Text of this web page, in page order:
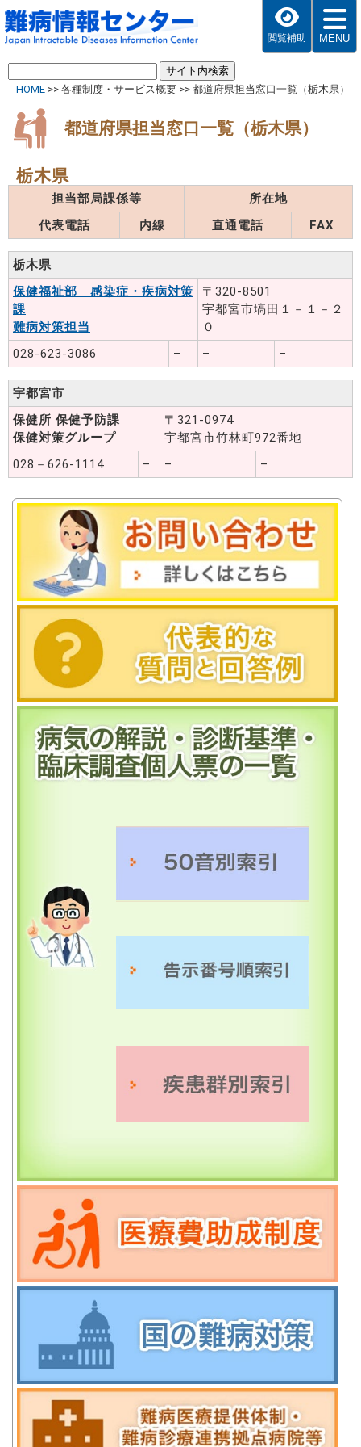
閲覧補助 MENU
HOME >> 各種制度・サービス概要 >> 都道府県担当窓口一覧（栃木県）
都道府県担当窓口一覧（栃木県）
栃木県
担当部局課係等
所在地
代表電話
内線 直通電話 FAX
栃木県
保健福祉部 感染症・疾病対策
課
難病対策担当
〒320-8501
宇都宮市塙田１－１－２
０
028-623-3086
– – –
宇都宮市
保健所 保健予防課
保健対策グループ
〒321-0974
宇都宮市竹林町972番地
028－626-1114
– – –